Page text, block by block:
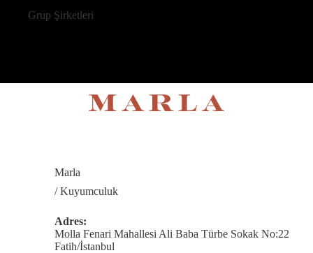
Grup Şirketleri
Marla
/ Kuyumculuk
Adres:
Molla Fenari Mahallesi Ali Baba Türbe Sokak No:22
Fatih/İstanbul